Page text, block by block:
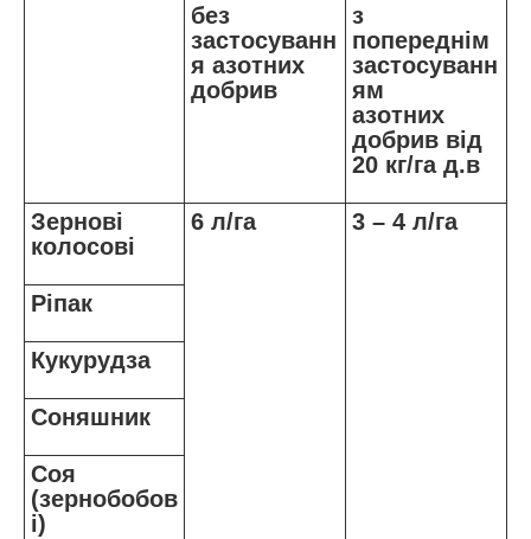
без
застосуванн
я азотних
добрив
з
попереднім
застосуванн
ям
азотних
добрив від
20 кг/га д.в
Зернові
колосові
6 л/га 3 – 4 л/га
Ріпак
Кукурудза
Соняшник
Соя
(зернобобов
і)